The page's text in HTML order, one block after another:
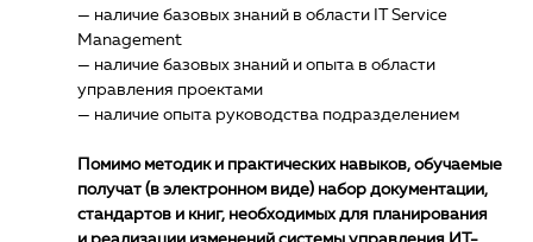
— наличие базовых знаний в области IT Service
Management
— наличие базовых знаний и опыта в области
управления проектами
— наличие опыта руководства подразделением
Помимо методик и практических навыков, обучаемые
получат (в электронном виде) набор документации,
стандартов и книг, необходимых для планирования